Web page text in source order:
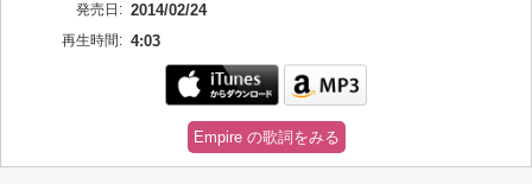
発売日: 2014/02/24
再生時間: 4:03
Empire の歌詞をみる